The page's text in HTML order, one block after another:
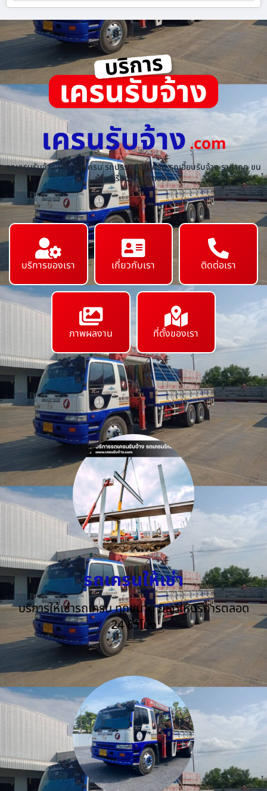
เครนรับจ้าง.com
รถเครนรับจ้าง ให้เช่ารถเครน รถบรรทุกติดเครน รถเฮี๊ยบรับจ้าง ราคาถูก ขน
ย้ายเครื่องจักร ทุกชนิด
บริการของเรา เกี่ยวกับเรา ติดต่อเรา
ภาพผลงาน ที่ตั้งของเรา
รถเครนให้เช่า
บริการให้เช่ารถเครน ทุกขนาด ยินดีให้บริการตลอด
24 ชั่วโมง